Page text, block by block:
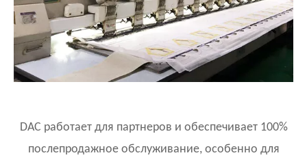
DAC работает для партнеров и обеспечивает 100%
послепродажное обслуживание, особенно для